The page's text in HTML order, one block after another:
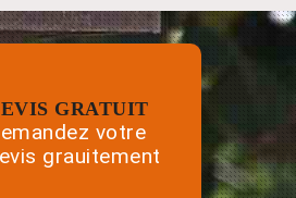
GRATUIT
votre
grauitement